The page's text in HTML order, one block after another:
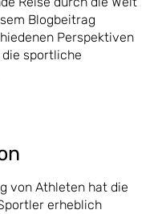
Blogbeitrag
Perspektiven
sportliche
von Athleten hat die
erheblich